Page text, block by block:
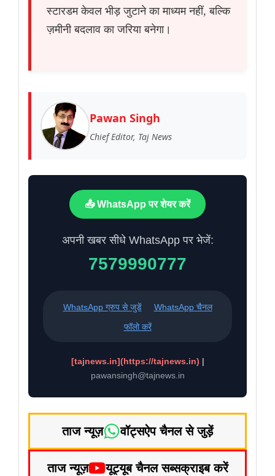
स्टारडम केवल भीड़ जुटाने का माध्यम नहीं, बल्कि
ज़मीनी बदलाव का जरिया बनेगा।
Pawan Singh
Chief Editor, Taj News
📤 WhatsApp पर शेयर करें
अपनी खबर सीधे WhatsApp पर भेजें:
7579990777
WhatsApp ग्रुप से जुड़ें
WhatsApp चैनल
फॉलो करें
[tajnews.in](https://tajnews.in) |
pawansingh@tajnews.in
ताज न्यूज़ वॉट्सऐप चैनल से जुड़ें
ताज न्यूज़ यूट्यूब चैनल सब्सक्राइब करें